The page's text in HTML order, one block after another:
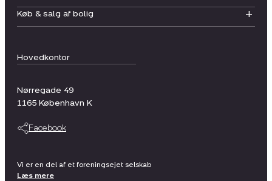
Hovedkontor
Nørregade 49
1165 København K
Facebook
Køb & salg af bolig
Vi er en del af et foreningsejet selskab
Læs mere